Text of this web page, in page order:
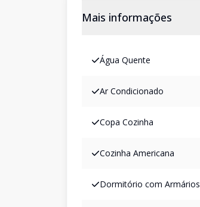
Mais informações
Água Quente
Ar Condicionado
Copa Cozinha
Cozinha Americana
Dormitório com Armários